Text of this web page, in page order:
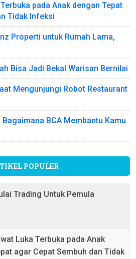
pada Anak dengan Tepat
Tidak Infeksi
Properti untuk Rumah Lama,
Bisa Jadi Bekal Warisan Bernilai
Mengunjungi Robot Restaurant
BCA Membantu Kamu
POPULER
Trading Untuk Pemula
Luka Terbuka pada Anak
agar Cepat Sembuh dan Tidak